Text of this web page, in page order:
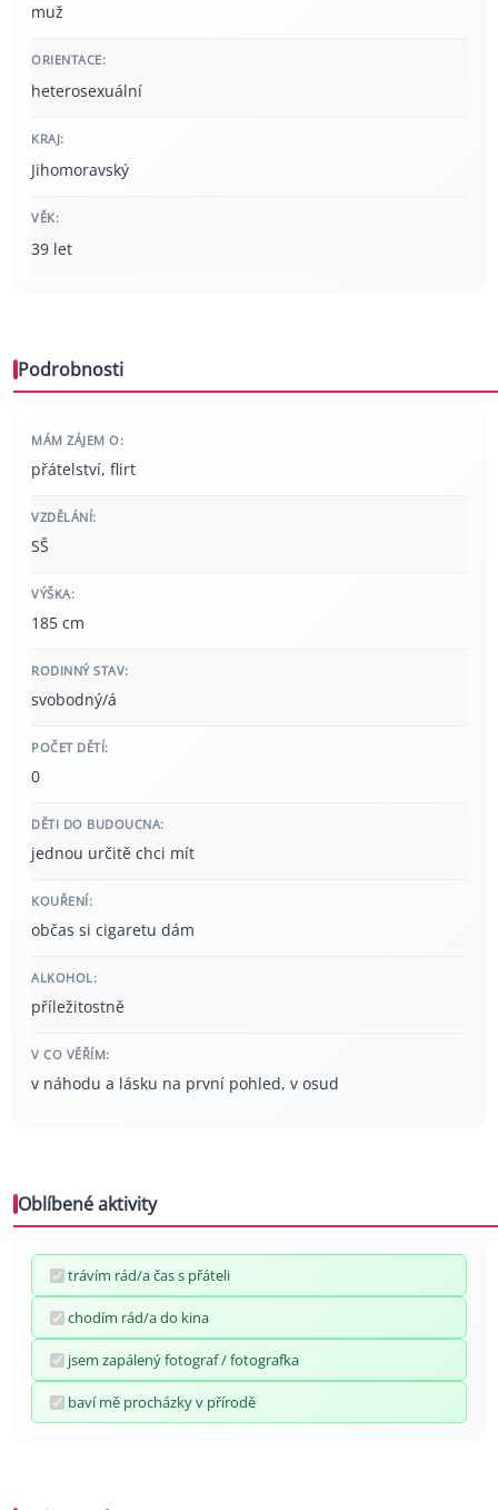
muž
ORIENTACE:
heterosexuální
KRAJ:
Jihomoravský
VĚK:
39 let
Podrobnosti
MÁM ZÁJEM O:
přátelství, flirt
VZDĚLÁNÍ:
SŠ
VÝŠKA:
185 cm
RODINNÝ STAV:
svobodný/á
POČET DĚTÍ:
0
DĚTI DO BUDOUCNA:
jednou určitě chci mít
KOUŘENÍ:
občas si cigaretu dám
ALKOHOL:
příležitostně
V CO VĚŘÍM:
v náhodu a lásku na první pohled, v osud
Oblíbené aktivity
trávím rád/a čas s přáteli
chodím rád/a do kina
jsem zapálený fotograf / fotografka
baví mě procházky v přírodě